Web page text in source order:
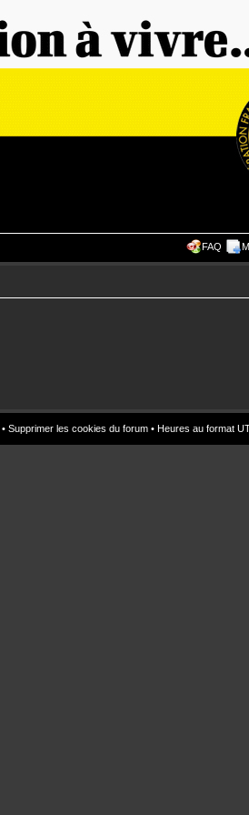
FAQ
• Supprimer les cookies du forum • Heures au format